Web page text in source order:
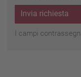
Invia richiesta
I campi